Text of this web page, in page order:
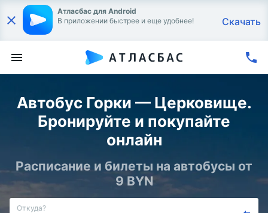
Атласбас для Android
В приложении быстрее и еще удобнее!
Скачать
Автобус Горки — Церковище.
Бронируйте и покупайте
онлайн
Расписание и билеты на автобусы от
9 BYN
Откуда?